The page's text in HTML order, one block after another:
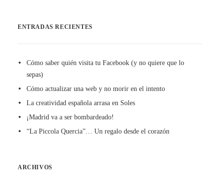
ENTRADAS RECIENTES
Cómo saber quién visita tu Facebook (y no quiere que lo
sepas)
Cómo actualizar una web y no morir en el intento
La creatividad española arrasa en Soles
¡Madrid va a ser bombardeado!
“La Piccola Quercia”… Un regalo desde el corazón
ARCHIVOS